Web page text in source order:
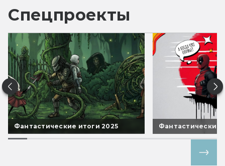
Спецпроекты
Фантастические итоги 2025 Фантастические